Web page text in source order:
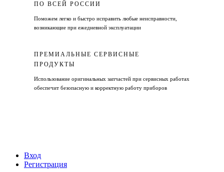
ПО ВСЕЙ РОССИИ
Поможем легко и быстро исправить любые неисправности,
возникающие при ежедневной эксплуатации
ПРЕМИАЛЬНЫЕ СЕРВИСНЫЕ
ПРОДУКТЫ
Использование оригинальных запчастей при сервисных работах
обеспечит безопасную и корректную работу приборов
Вход
Регистрация